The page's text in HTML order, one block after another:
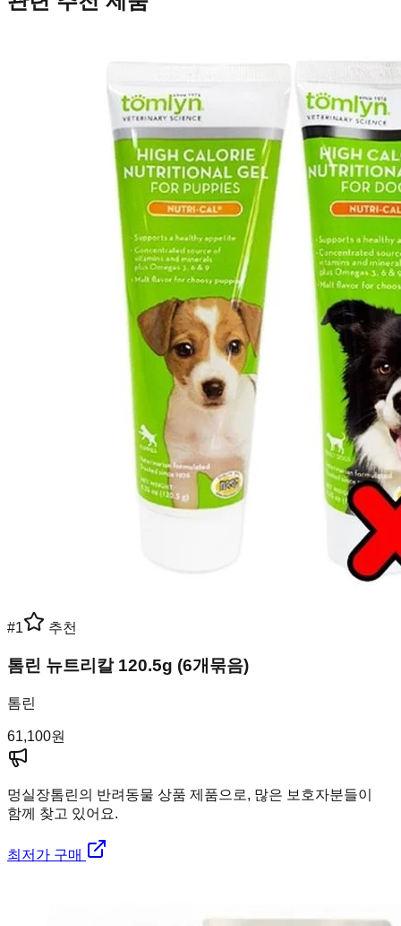
#1 추천
톰린 뉴트리칼 120.5g (6개묶음)
톰린
61,100원
멍실장톰린의 반려동물 상품 제품으로, 많은 보호자분들이
함께 찾고 있어요.
최저가 구매